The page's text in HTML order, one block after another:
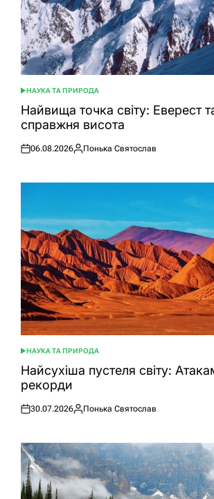
ОПУБЛІКУВАТИ
У
НАУКА ТА ПРИРОДА
Найвища точка світу: Еверест
справжня висота
Оприлюднено
06.08.2026
Опубліковано
Понька Святослав
ОПУБЛІКУВАТИ
У
НАУКА ТА ПРИРОДА
Найсухіша пустеля світу:
рекорди
Оприлюднено
30.07.2026
Опубліковано
Понька Святослав